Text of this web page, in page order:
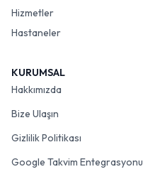
Hizmetler
Hastaneler
KURUMSAL
Hakkımızda
Bize Ulaşın
Gizlilik Politikası
Google Takvim Entegrasyonu